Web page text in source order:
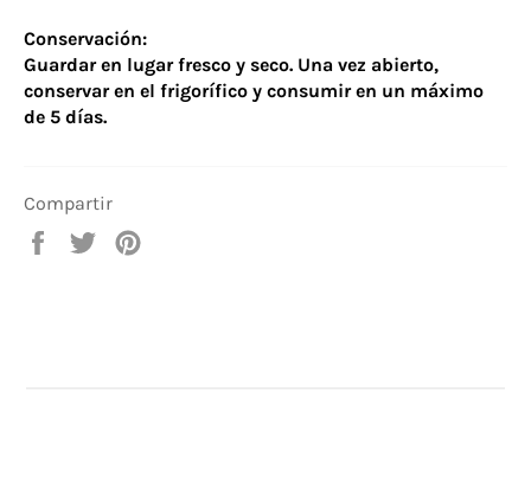
Conservación:
Guardar en lugar fresco y seco. Una vez abierto,
conservar en el frigorífico y consumir en un máximo
de 5 días.
Compartir
Compartir
Tuitear